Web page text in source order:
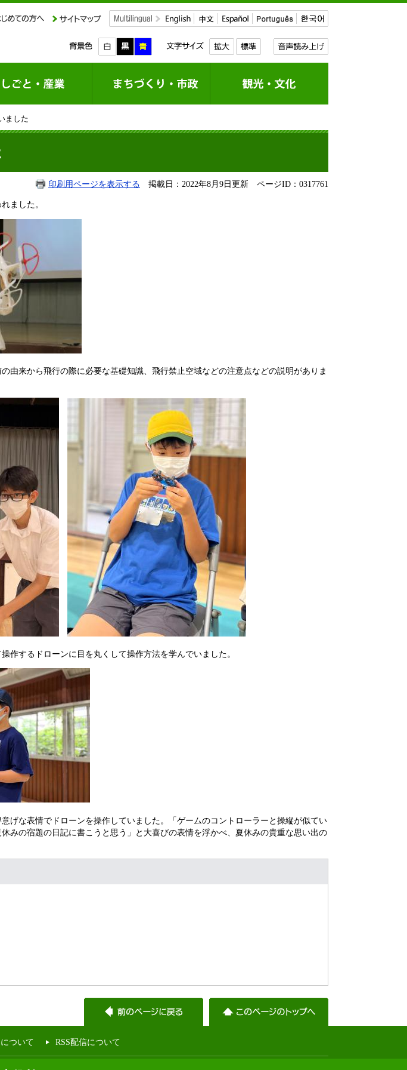
ました
印刷用ページを表示する 掲載日：2022年8月9日更新 ページID：0317761
ました。
来から飛行の際に必要な基礎知識、飛行禁止空域などの注意点などの説明がありま
作するドローンに目を丸くして操作方法を学んでいました。
な表情でドローンを操作していました。「ゲームのコントローラーと操縦が似てい
みの宿題の日記に書こうと思う」と大喜びの表情を浮かべ、夏休みの貴重な思い出の
ついて RSS配信について